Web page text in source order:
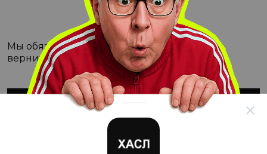
Мы обязательно с этим разберёмся, а пока
вернитесь на Главную
ВЕРНУТЬСЯ НА ГЛАВНУЮ